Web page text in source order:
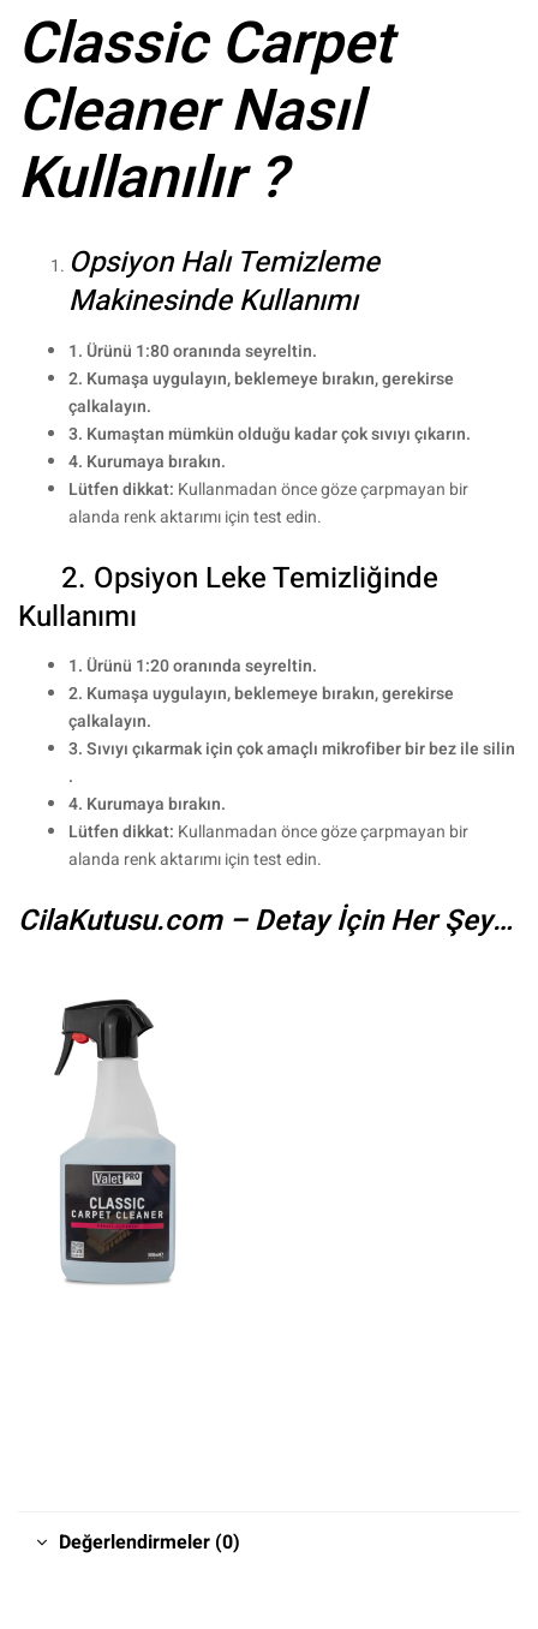
Classic Carpet
Cleaner Nasıl
Kullanılır ?
Opsiyon Halı Temizleme
Makinesinde Kullanımı
1. Ürünü 1:80 oranında seyreltin.
2. Kumaşa uygulayın, beklemeye bırakın, gerekirse
çalkalayın.
3. Kumaştan mümkün olduğu kadar çok sıvıyı çıkarın.
4. Kurumaya bırakın.
Lütfen dikkat: Kullanmadan önce göze çarpmayan bir
alanda renk aktarımı için test edin.
2. Opsiyon Leke Temizliğinde
Kullanımı
1. Ürünü 1:20 oranında seyreltin.
2. Kumaşa uygulayın, beklemeye bırakın, gerekirse
çalkalayın.
3. Sıvıyı çıkarmak için çok amaçlı mikrofiber bir bez ile silin
.
4. Kurumaya bırakın.
Lütfen dikkat: Kullanmadan önce göze çarpmayan bir
alanda renk aktarımı için test edin.
CilaKutusu.com – Detay İçin Her Şey…
Değerlendirmeler (0)